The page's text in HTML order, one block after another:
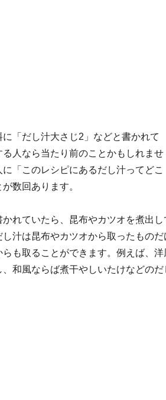
「だし汁大さじ2」などと書かれて
人なら当たり前のことかもしれませ
「このレシピにあるだし汁ってどこ
数回あります。
れていたら、昆布やカツオを煮出
汁は昆布やカツオから取ったものだ
も取ることができます。例えば、
和風ならば煮干やしいたけなどのだ